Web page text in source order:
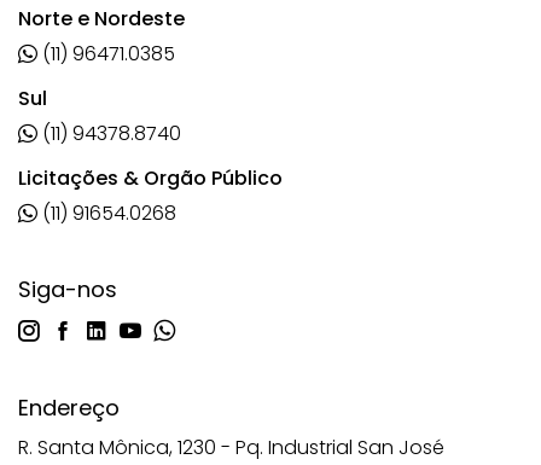
Norte e Nordeste
(11) 96471.0385
Sul
(11) 94378.8740
Licitações & Orgão Público
(11) 91654.0268
Siga-nos
Endereço
R. Santa Mônica, 1230 - Pq. Industrial San José